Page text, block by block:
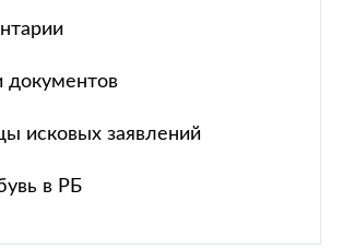
документов
исковых заявлений
в РБ